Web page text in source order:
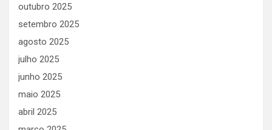
outubro 2025
setembro 2025
agosto 2025
julho 2025
junho 2025
maio 2025
abril 2025